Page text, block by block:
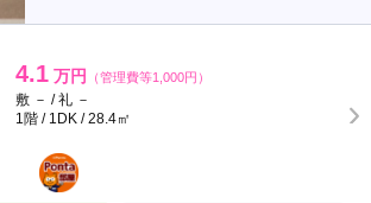
4.1 万円 （管理費等1,000円）
敷 － / 礼 －
1階 / 1DK / 28.4㎡
ポンタ
部屋